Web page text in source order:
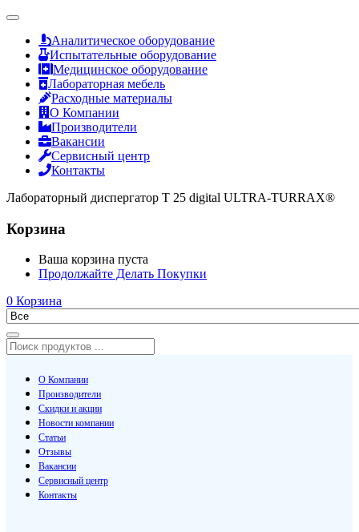
Аналитическое оборудование
Испытательные оборудование
Медицинское оборудование
Лабораторная мебель
Расходные материалы
О Компании
Производители
Вакансии
Сервисный центр
Контакты
Лабораторный диспергатор T 25 digital ULTRA-TURRAX®
Корзина
Ваша корзина пуста
Продолжайте Делать Покупки
0 Корзина
О Компании
Производители
Скидки и акции
Новости компании
Статьи
Отзывы
Вакансии
Сервисный центр
Контакты